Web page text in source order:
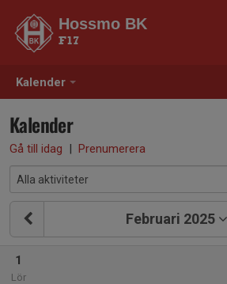
Kalender
Hossmo BK
F17
Kalender
Gå till idag | Prenumerera
Februari 2025
1
Lör